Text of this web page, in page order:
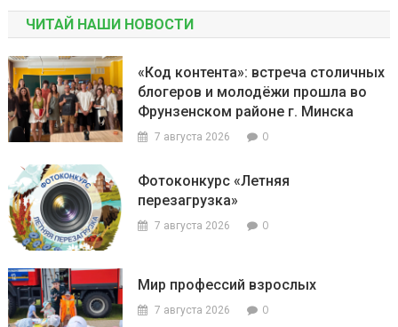
ЧИТАЙ НАШИ НОВОСТИ
«Код контента»: встреча столичных
блогеров и молодёжи прошла во
Фрунзенском районе г. Минска
7 августа 2026 0
Фотоконкурс «Летняя
перезагрузка»
7 августа 2026 0
Мир профессий взрослых
7 августа 2026 0